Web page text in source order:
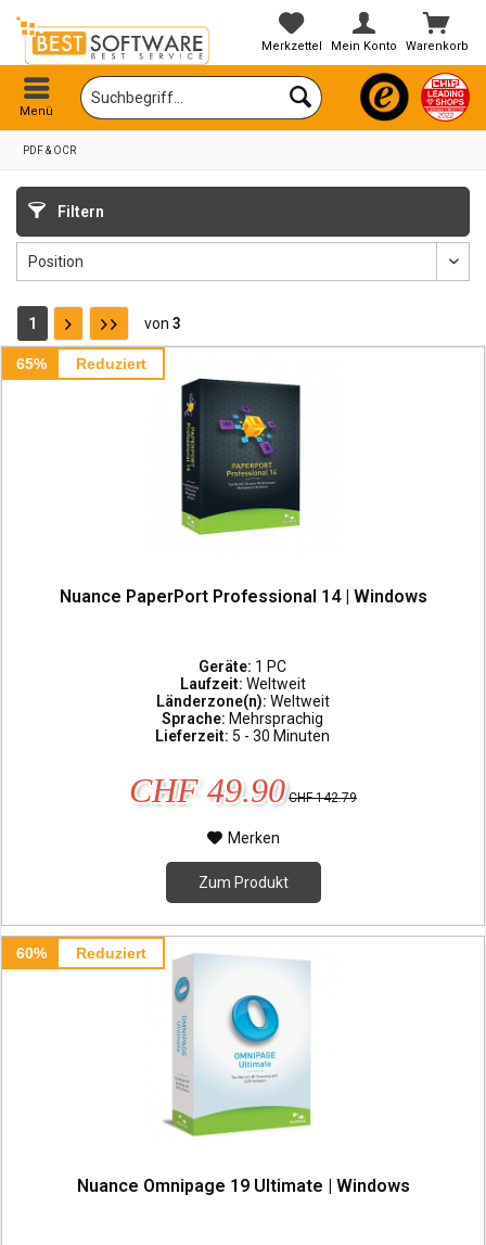
Warenkorb
Merkzettel Mein Konto
Menü
PDF & OCR
Filtern
1 von 3
65% Reduziert
Nuance PaperPort Professional 14 | Windows
Geräte: 1 PC
Laufzeit: Weltweit
Länderzone(n): Weltweit
Sprache: Mehrsprachig
Lieferzeit: 5 - 30 Minuten
CHF 49.90 CHF 142.79
Merken
Zum Produkt
60% Reduziert
Nuance Omnipage 19 Ultimate | Windows